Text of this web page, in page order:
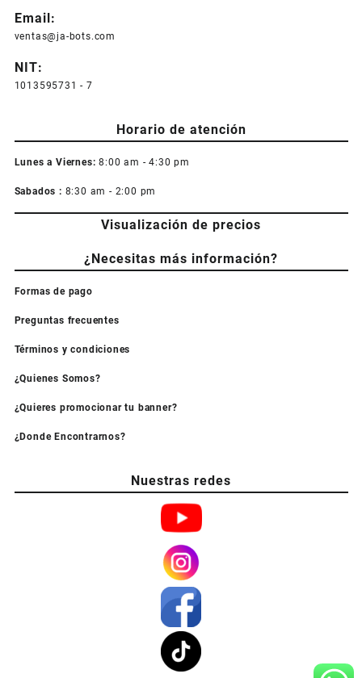
producto
Email:
ventas@ja-bots.com
NIT:
1013595731 - 7
Horario de atención
Lunes a Viernes: 8:00 am - 4:30 pm
Sabados : 8:30 am - 2:00 pm
Visualización de precios
¿Necesitas más información?
Formas de pago
Preguntas frecuentes
Términos y condiciones
¿Quienes Somos?
¿Quieres promocionar tu banner?
¿Donde Encontrarnos?
Nuestras redes